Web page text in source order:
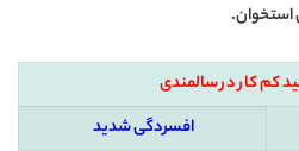
.
کم کار در سالمندی
افسردگی شدید